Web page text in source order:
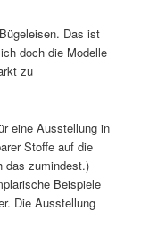
Das ist
doch die Modelle
zu
eine Ausstellung in
Stoffe auf die
das zumindest.)
Beispiele
Die Ausstellung